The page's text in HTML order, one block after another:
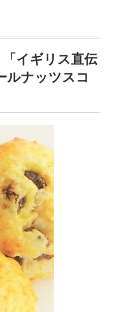
イギリス直伝
ルナッツスコ